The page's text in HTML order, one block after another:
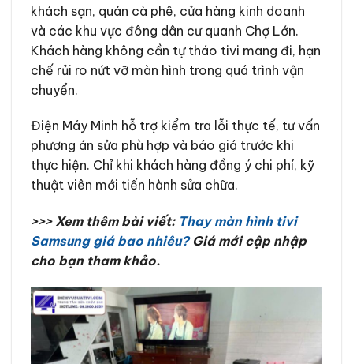
khách sạn, quán cà phê, cửa hàng kinh doanh
và các khu vực đông dân cư quanh Chợ Lớn.
Khách hàng không cần tự tháo tivi mang đi, hạn
chế rủi ro nứt vỡ màn hình trong quá trình vận
chuyển.
Điện Máy Minh hỗ trợ kiểm tra lỗi thực tế, tư vấn
phương án sửa phù hợp và báo giá trước khi
thực hiện. Chỉ khi khách hàng đồng ý chi phí, kỹ
thuật viên mới tiến hành sửa chữa.
>>> Xem thêm bài viết: Thay màn hình tivi
Samsung giá bao nhiêu?Giá mới cập nhập
cho bạn tham khảo.